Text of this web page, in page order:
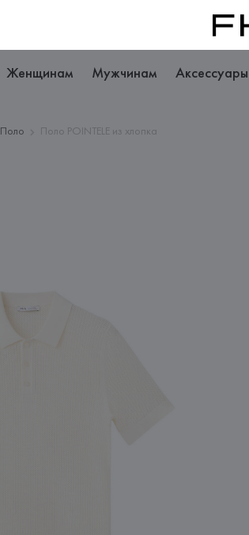
Женщинам Мужчинам Аксессуары
Поло Поло POINTELE из хлопка